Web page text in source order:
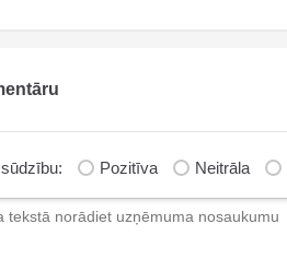
Pozitīva Neitrāla